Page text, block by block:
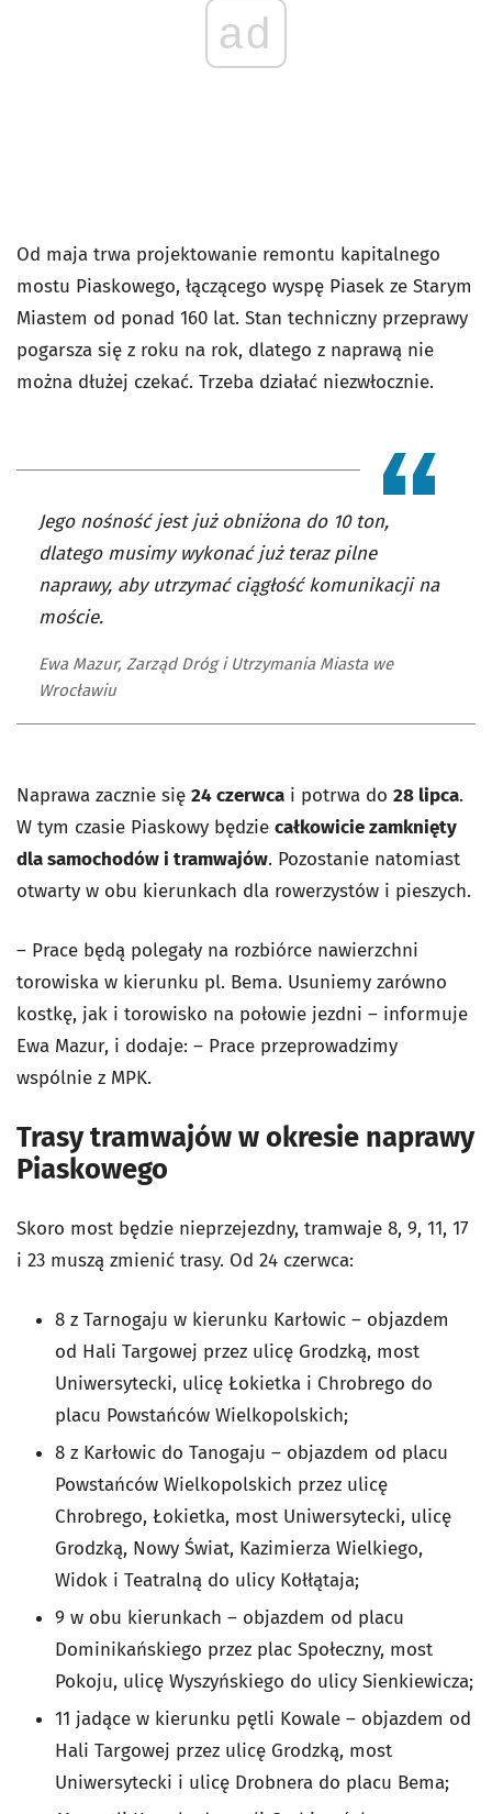
ad
Od maja trwa projektowanie remontu kapitalnego
mostu Piaskowego, łączącego wyspę Piasek ze Starym
Miastem od ponad 160 lat. Stan techniczny przeprawy
pogarsza się z roku na rok, dlatego z naprawą nie
można dłużej czekać. Trzeba działać niezwłocznie.
Jego nośność jest już obniżona do 10 ton,
dlatego musimy wykonać już teraz pilne
naprawy, aby utrzymać ciągłość komunikacji na
moście.
Ewa Mazur, Zarząd Dróg i Utrzymania Miasta we
Wrocławiu
Naprawa zacznie się 24 czerwca i potrwa do 28 lipca.
W tym czasie Piaskowy będzie całkowicie zamknięty
dla samochodów i tramwajów. Pozostanie natomiast
otwarty w obu kierunkach dla rowerzystów i pieszych.
– Prace będą polegały na rozbiórce nawierzchni
torowiska w kierunku pl. Bema. Usuniemy zarówno
kostkę, jak i torowisko na połowie jezdni – informuje
Ewa Mazur, i dodaje: – Prace przeprowadzimy
wspólnie z MPK.
Trasy tramwajów w okresie naprawy
Piaskowego
Skoro most będzie nieprzejezdny, tramwaje 8, 9, 11, 17
i 23 muszą zmienić trasy. Od 24 czerwca:
8 z Tarnogaju w kierunku Karłowic – objazdem
od Hali Targowej przez ulicę Grodzką, most
Uniwersytecki, ulicę Łokietka i Chrobrego do
placu Powstańców Wielkopolskich;
8 z Karłowic do Tanogaju – objazdem od placu
Powstańców Wielkopolskich przez ulicę
Chrobrego, Łokietka, most Uniwersytecki, ulicę
Grodzką, Nowy Świat, Kazimierza Wielkiego,
Widok i Teatralną do ulicy Kołłątaja;
9 w obu kierunkach – objazdem od placu
Dominikańskiego przez plac Społeczny, most
Pokoju, ulicę Wyszyńskiego do ulicy Sienkiewicza;
11 jadące w kierunku pętli Kowale – objazdem od
Hali Targowej przez ulicę Grodzką, most
Uniwersytecki i ulicę Drobnera do placu Bema;